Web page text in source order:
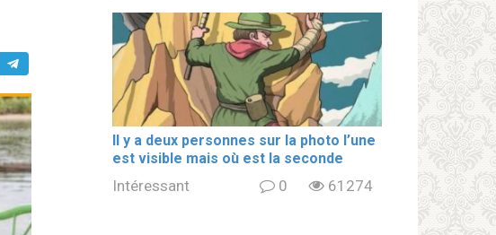
Il y a deux personnes sur la photo l’une
est visible mais où est la seconde
Intéressant 0 61274